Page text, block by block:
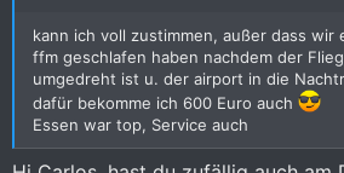
kann ich voll zustimmen, außer dass wir
ffm geschlafen haben nachdem der
umgedreht ist u. der airport in die
dafür bekomme ich 600 Euro auch
Essen war top, Service auch